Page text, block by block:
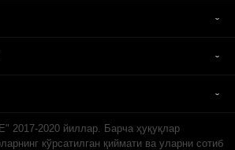
2017-2020 йиллар. Барча ҳуқуқлар
кўрсатилган қиймати ва уларни сотиб